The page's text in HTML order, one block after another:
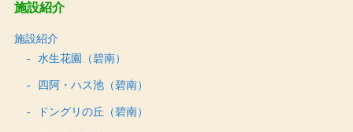
施設紹介
施設紹介
水生花園（碧南）
四阿・ハス池（碧南）
ドングリの丘（碧南）